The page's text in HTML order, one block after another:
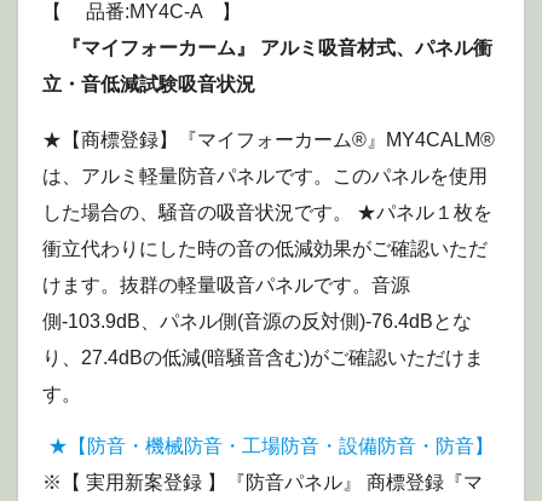
【 品番:MY4C-A 】
『マイフォーカーム』 アルミ吸音材式、パネル衝
立・音低減試験吸音状況
★【商標登録】『マイフォーカーム®』MY4CALM®
は、アルミ軽量防音パネルです。このパネルを使用
した場合の、騒音の吸音状況です。 ★パネル１枚を
衝立代わりにした時の音の低減効果がご確認いただ
けます。抜群の軽量吸音パネルです。音源
側-103.9dB、パネル側(音源の反対側)-76.4dBとな
り、27.4dBの低減(暗騒音含む)がご確認いただけま
す。
★【防音・機械防音・工場防音・設備防音・防音】
※【 実用新案登録 】『防音パネル』 商標登録『マ